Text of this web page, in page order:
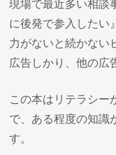
現場で最近多い相談
に後発で参入したい
力がないと続かない
広告しかり、他の広
この本はリテラシー
で、ある程度の知識
す。